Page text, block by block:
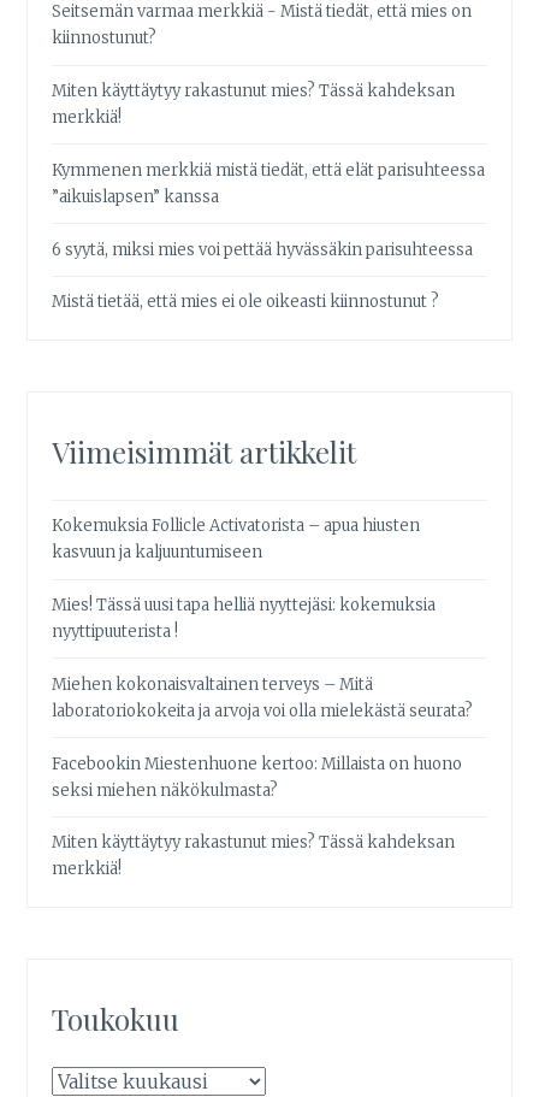
Seitsemän varmaa merkkiä - Mistä tiedät, että mies on
kiinnostunut?
Miten käyttäytyy rakastunut mies? Tässä kahdeksan
merkkiä!
Kymmenen merkkiä mistä tiedät, että elät parisuhteessa
”aikuislapsen” kanssa
6 syytä, miksi mies voi pettää hyvässäkin parisuhteessa
Mistä tietää, että mies ei ole oikeasti kiinnostunut ?
Viimeisimmät artikkelit
Kokemuksia Follicle Activatorista – apua hiusten
kasvuun ja kaljuuntumiseen
Mies! Tässä uusi tapa helliä nyyttejäsi: kokemuksia
nyyttipuuterista !
Miehen kokonaisvaltainen terveys – Mitä
laboratoriokokeita ja arvoja voi olla mielekästä seurata?
Facebookin Miestenhuone kertoo: Millaista on huono
seksi miehen näkökulmasta?
Miten käyttäytyy rakastunut mies? Tässä kahdeksan
merkkiä!
Toukokuu